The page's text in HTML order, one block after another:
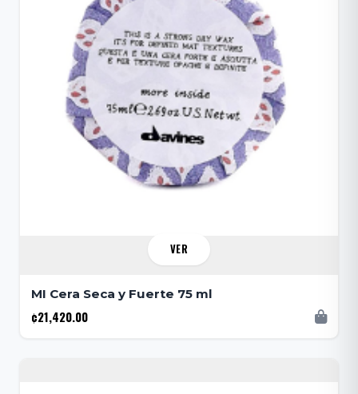
VER
MI Cera Seca y Fuerte 75 ml
¢21,420.00